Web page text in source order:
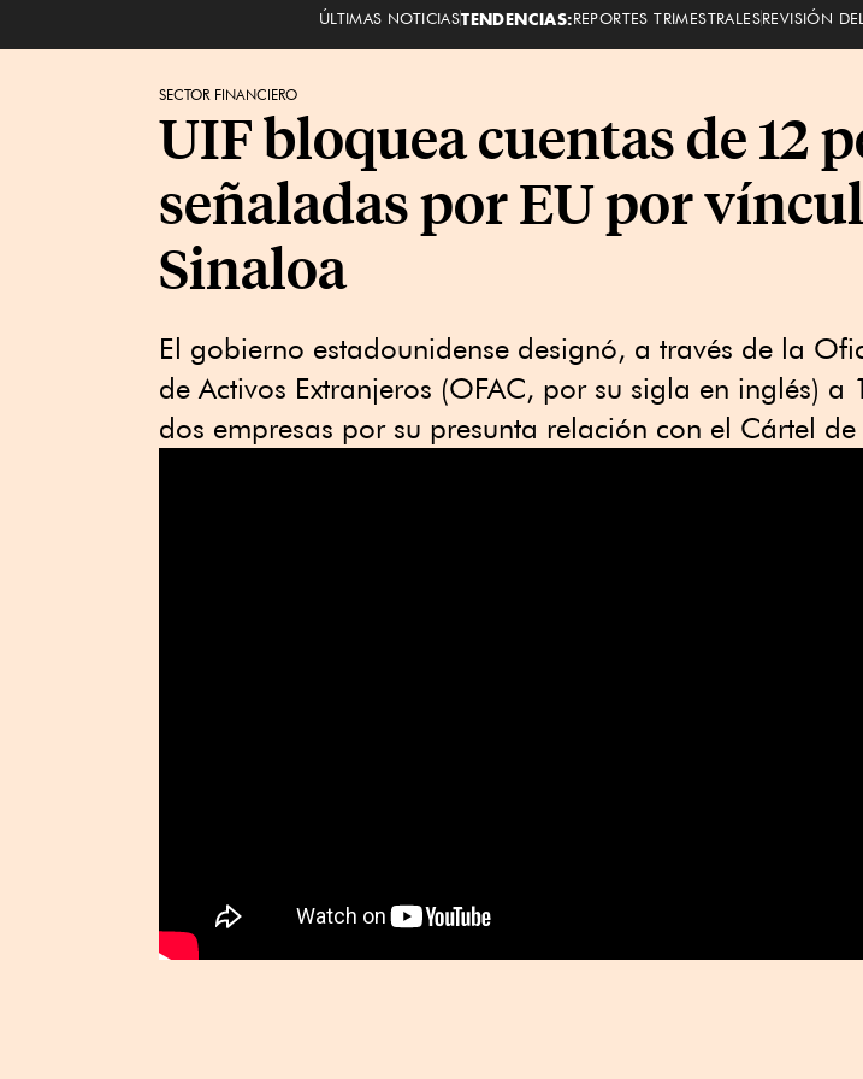
ÚLTIMAS NOTICIASTENDENCIAS:REPORTES TRIMESTRALESREVISIÓN
SECTOR FINANCIERO
UIF bloquea cuentas de 12
señaladas por EU por
Sinaloa
El gobierno estadounidense designó, a través de la
de Activos Extranjeros (OFAC, por su sigla en inglés) a
dos empresas por su presunta relación con el Cártel